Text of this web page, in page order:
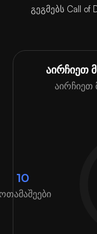
გეგმებს Call of
აირჩიეთ
აირჩიეთ
10